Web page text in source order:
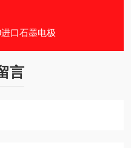
口石墨电极
言